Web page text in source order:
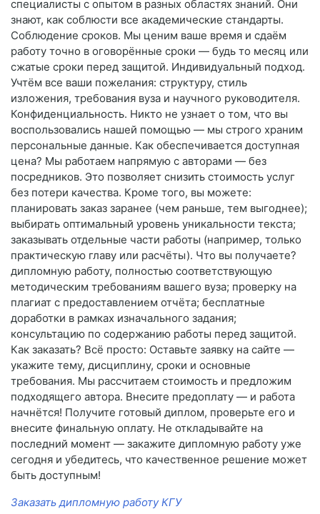
специалисты с опытом в разных областях знаний. Они
знают, как соблюсти все академические стандарты.
Соблюдение сроков. Мы ценим ваше время и сдаём
работу точно в оговорённые сроки — будь то месяц или
сжатые сроки перед защитой. Индивидуальный подход.
Учтём все ваши пожелания: структуру, стиль
изложения, требования вуза и научного руководителя.
Конфиденциальность. Никто не узнает о том, что вы
воспользовались нашей помощью — мы строго храним
персональные данные. Как обеспечивается доступная
цена? Мы работаем напрямую с авторами — без
посредников. Это позволяет снизить стоимость услуг
без потери качества. Кроме того, вы можете:
планировать заказ заранее (чем раньше, тем выгоднее);
выбирать оптимальный уровень уникальности текста;
заказывать отдельные части работы (например, только
практическую главу или расчёты). Что вы получаете?
дипломную работу, полностью соответствующую
методическим требованиям вашего вуза; проверку на
плагиат с предоставлением отчёта; бесплатные
доработки в рамках изначального задания;
консультацию по содержанию работы перед защитой.
Как заказать? Всё просто: Оставьте заявку на сайте —
укажите тему, дисциплину, сроки и основные
требования. Мы рассчитаем стоимость и предложим
подходящего автора. Внесите предоплату — и работа
начнётся! Получите готовый диплом, проверьте его и
внесите финальную оплату. Не откладывайте на
последний момент — закажите дипломную работу уже
сегодня и убедитесь, что качественное решение может
быть доступным!
Заказать дипломную работу КГУ